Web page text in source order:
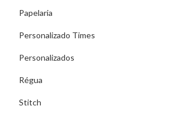
Papelaria
Personalizado Times
Personalizados
Régua
Stitch